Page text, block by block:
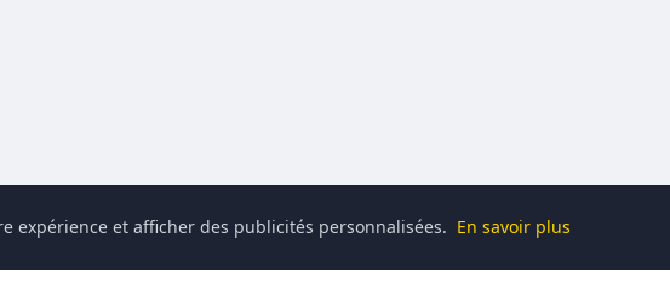
expérience et afficher des publicités personnalisées. En savoir plus